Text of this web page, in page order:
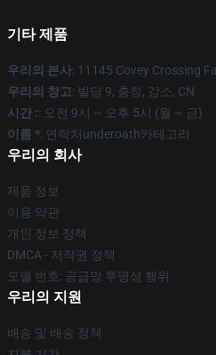
기타 제품
우리의 본사: 11145 Covey Crossing
우리의 창고: 빌딩 9, 충칭, 강소, CN
시간 :: 오전 9시 ~ 오후 5시 (월 ~ 금)
이름 *: 연락처underoath카테고리
우리의 회사
제품 정보
이용 약관
개인 정보 정책
DMCA - 저작권 정책
모델 번호: 공급망 투명성 행위
우리의 지원
배송 및 배송 정책